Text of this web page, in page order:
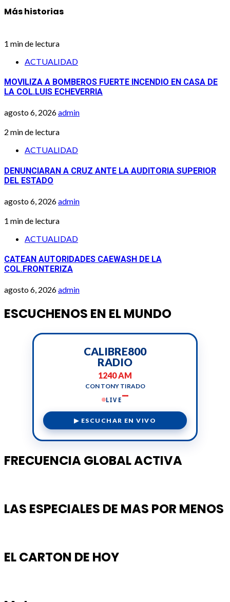
Más historias
1 min de lectura
ACTUALIDAD
MOVILIZA A BOMBEROS FUERTE INCENDIO EN CASA DE
LA COL.LUIS ECHEVERRIA
agosto 6, 2026admin
2 min de lectura
ACTUALIDAD
DENUNCIARAN A CRUZ ANTE LA AUDITORIA SUPERIOR
DEL ESTADO
agosto 6, 2026admin
1 min de lectura
ACTUALIDAD
CATEAN AUTORIDADES CAEWASH DE LA
COL.FRONTERIZA
agosto 6, 2026admin
ESCUCHENOS EN EL MUNDO
CALIBRE800
RADIO
1240 AM
CON TONY TIRADO
LIVE
▶ ESCUCHAR EN VIVO
FRECUENCIA GLOBAL ACTIVA
LAS ESPECIALES DE MAS POR MENOS
EL CARTON DE HOY